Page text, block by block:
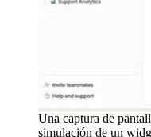
Una captura de
simulación de un